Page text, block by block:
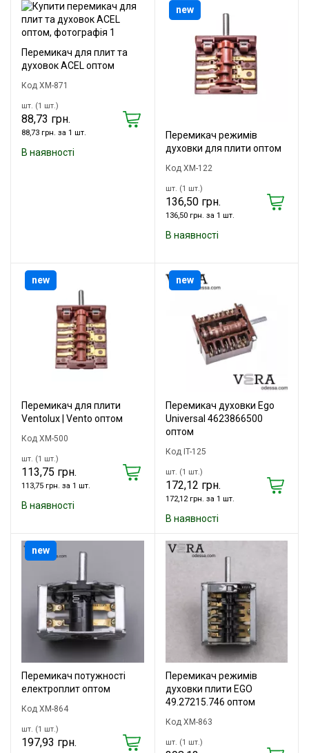
Перемикач для плит та
духовок ACEL оптом
Код XM-871
шт. (1 шт.)
88,73 грн.
88,73 грн. за 1 шт.
В наявності
Перемикач режимів
духовки для плити оптом
Код XM-122
шт. (1 шт.)
136,50 грн.
136,50 грн. за 1 шт.
В наявності
new
Перемикач для плити
Ventolux | Vento оптом
Код XM-500
шт. (1 шт.)
113,75 грн.
113,75 грн. за 1 шт.
В наявності
new
Перемикач духовки Ego
Universal 4623866500
оптом
Код IT-125
шт. (1 шт.)
172,12 грн.
172,12 грн. за 1 шт.
В наявності
new
Перемикач потужності
електроплит оптом
Код XM-864
шт. (1 шт.)
197,93 грн.
new
Перемикач режимів
духовки плити EGO
49.27215.746 оптом
Код XM-863
шт. (1 шт.)